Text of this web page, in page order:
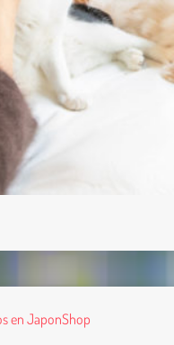
en JaponShop